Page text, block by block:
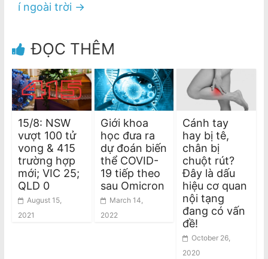
í ngoài trời →
ĐỌC THÊM
15/8: NSW
vượt 100 tử
vong & 415
trường hợp
mới; VIC 25;
QLD 0
August 15,
2021
Giới khoa
học đưa ra
dự đoán biến
thể COVID-
19 tiếp theo
sau Omicron
March 14,
2022
Cánh tay
hay bị tê,
chân bị
chuột rút?
Đây là dấu
hiệu cơ quan
nội tạng
đang có vấn
đề!
October 26,
2020